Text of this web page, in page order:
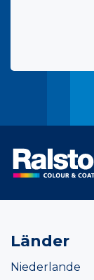
Länder
Niederlande